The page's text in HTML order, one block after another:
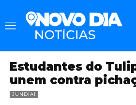
Estudantes do
unem contra
JUNDIAÍ